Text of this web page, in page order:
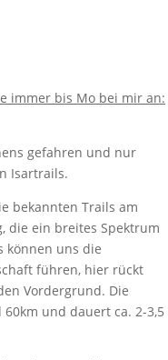
immer bis Mo bei mir an:
gefahren und nur
Isartrails.
bekannten Trails am
die ein breites Spektrum
können uns die
führen, hier rückt
Vordergrund. Die
und dauert ca. 2-3,5